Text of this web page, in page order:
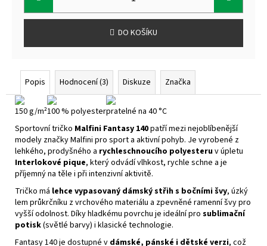
DO KOŠÍKU
Popis Hodnocení (3) Diskuze Značka
150 g/m²100 % polyesterpratelné na 40 °C
Sportovní tričko Malfini Fantasy 140patří mezi nejoblíbenější
modely značky Malfini pro sport a aktivní pohyb. Je vyrobené z
lehkého, prodyšného a rychleschnoucího polyesteruv úpletu
Interlokové pique, který odvádí vlhkost, rychle schne a je
příjemný na těle i při intenzivní aktivitě.
Tričko má lehce vypasovaný dámský střih s bočními švy, úzký
lem průkrčníku z vrchového materiálu a zpevněné ramenní švy pro
vyšší odolnost. Díky hladkému povrchu je ideální pro sublimační
potisk(světlé barvy) i klasické technologie.
Fantasy 140 je dostupné v dámské, pánské i dětské verzi, což